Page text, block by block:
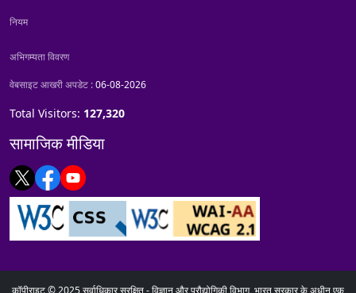
नियम
अभिगम्यता विवरण
वेबसाइट आखरी अपडेट :06-08-2026
Total Visitors: 127,320
सामाजिक मीडिया
कॉपीराइट © 2025 सर्वाधिकार सुरक्षित - विज्ञान और प्रौद्योगिकी विभाग, भारत सरकार के अधीन एक